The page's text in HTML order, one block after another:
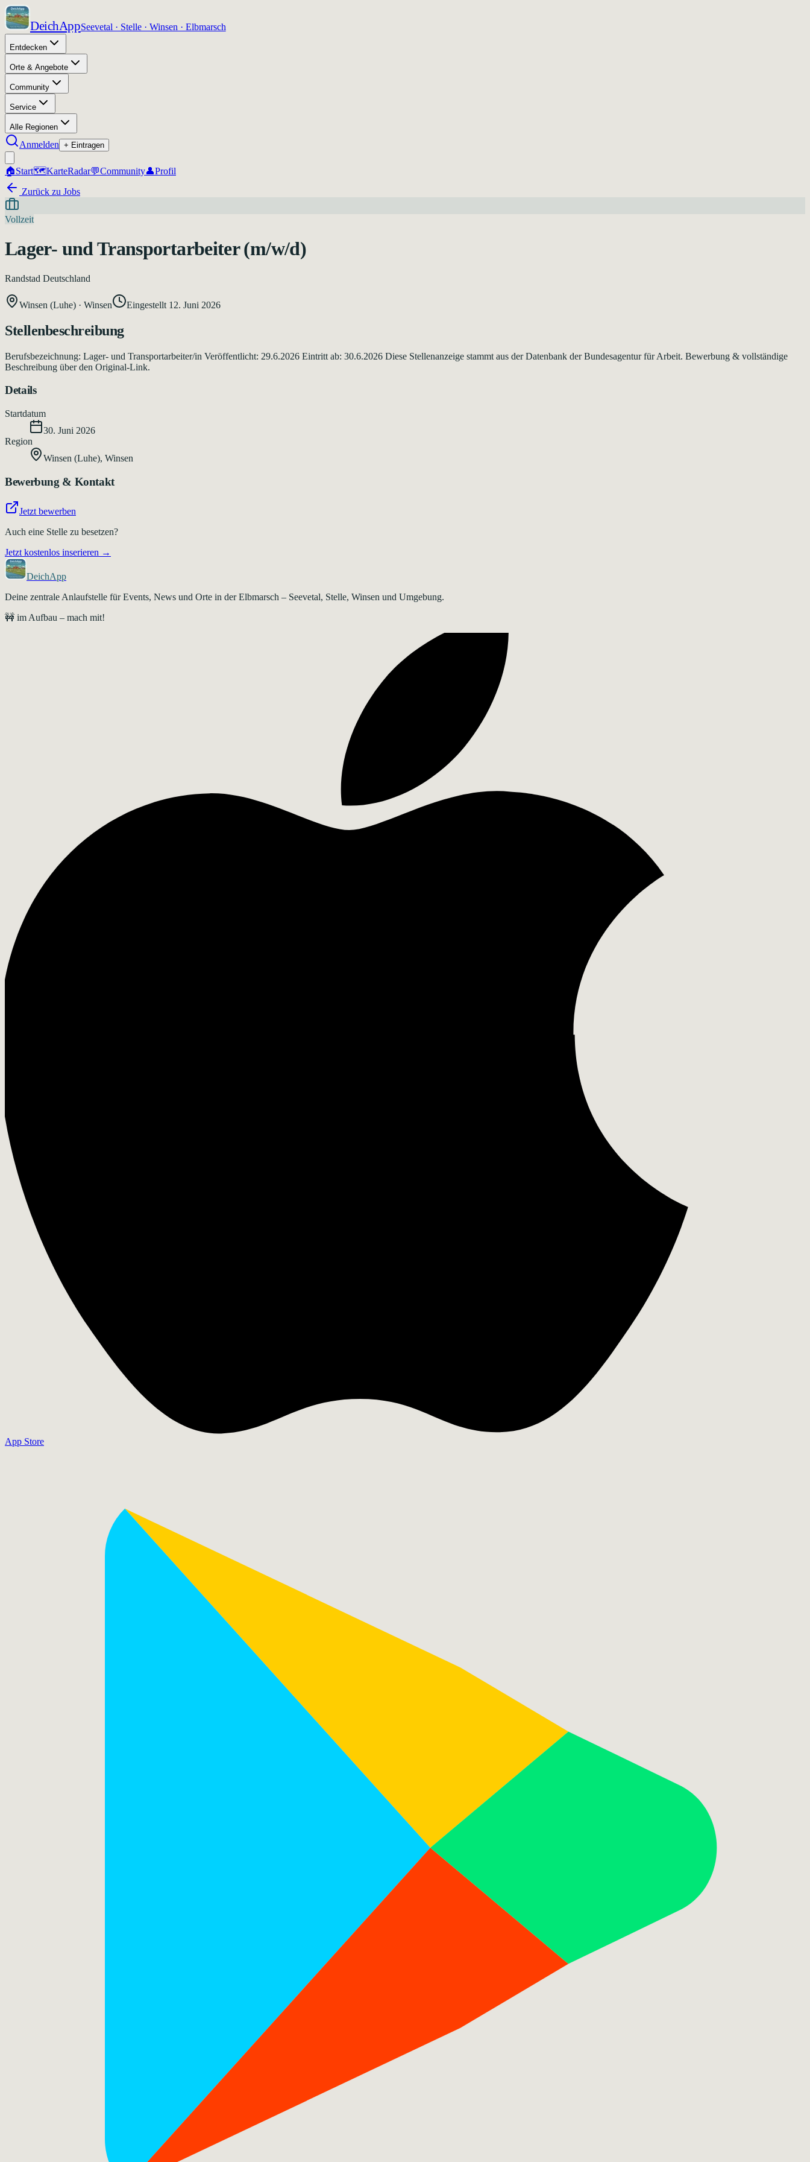
DeichAppSeevetal · Stelle · Winsen · Elbmarsch
Entdecken
Orte & Angebote
Community
Service
Alle Regionen
Anmelden + Eintragen
🏠Start🗺️KarteRadar💬Community👤Profil
Zurück zu Jobs
Vollzeit
Lager- und Transportarbeiter (m/w/d)
Randstad Deutschland
Winsen (Luhe) · Winsen Eingestellt 12. Juni 2026
Stellenbeschreibung
Berufsbezeichnung: Lager- und Transportarbeiter/in Veröffentlicht: 29.6.2026 Eintritt ab: 30.6.2026 Diese Stellenanzeige stammt aus der Datenbank der Bundesagentur für Arbeit. Bewerbung & vollständige
Beschreibung über den Original-Link.
Details
Startdatum
30. Juni 2026
Region
Winsen (Luhe), Winsen
Bewerbung & Kontakt
Jetzt bewerben
Auch eine Stelle zu besetzen?
Jetzt kostenlos inserieren →
DeichApp
Deine zentrale Anlaufstelle für Events, News und Orte in der Elbmarsch – Seevetal, Stelle, Winsen und Umgebung.
🚧 im Aufbau – mach mit!
App Store